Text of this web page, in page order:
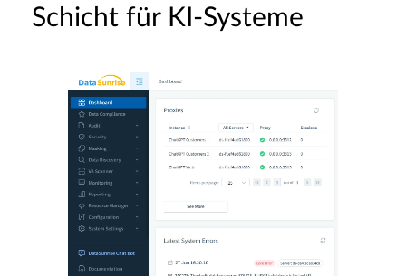
Schicht für KI-Systeme